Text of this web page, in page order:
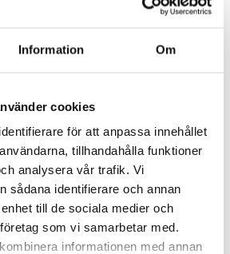
Information Om
cookies
för att anpassa innehållet
tillhandahålla funktioner
analysera vår trafik. Vi
sådana identifierare och annan
till de sociala medier och
som vi samarbetar med.
informationen med annan
ett brett spektrum av
svampar